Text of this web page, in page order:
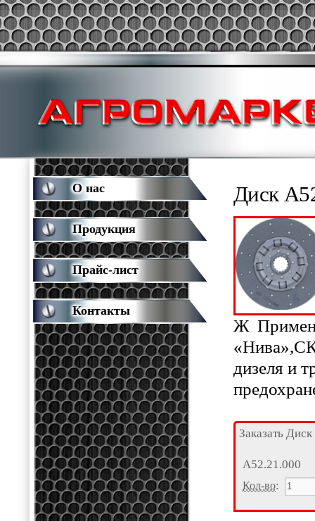
Диск
Ж
дизеля и
Заказать Диск
А52.21.000
Кол-во:
О нас
Продукция
Прайс-лист
Контакты